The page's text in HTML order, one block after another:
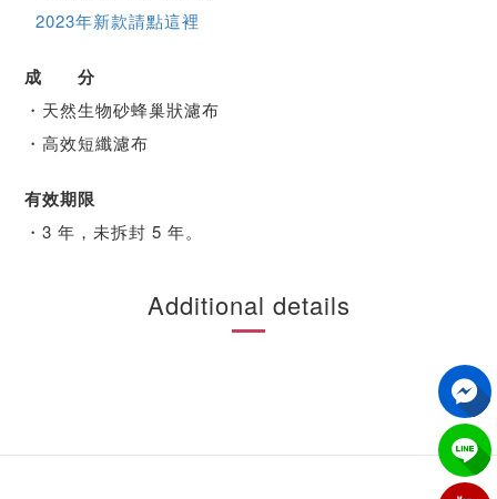
2023年新款請點這裡
成 分
・天然生物砂蜂巢狀濾布
・高效短纖濾布
有效期限
・3 年，未拆封 5 年。
Additional details